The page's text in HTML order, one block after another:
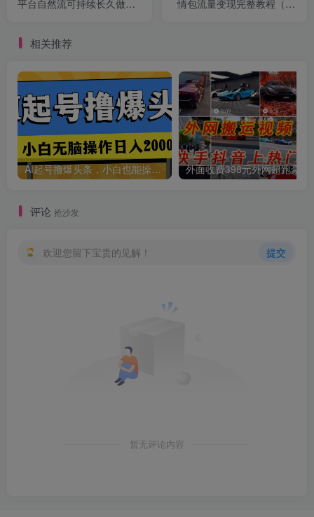
平台自然流可持续长久做。
情包流量变现完整教程（19
相关推荐
AI起号撸爆头条，小白也能操作，日入2000+
评论 抢沙发
欢迎您留下宝贵的见解！ 提交
暂无评论内容